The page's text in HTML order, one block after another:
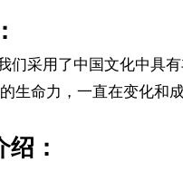
们采用了中国文化中具
生命力，一直在变化和成
：